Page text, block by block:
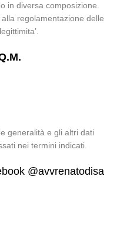
in diversa composizione.
regolamentazione delle
generalità e gli altri dati
nei termini indicati.
@avvrenatodisa